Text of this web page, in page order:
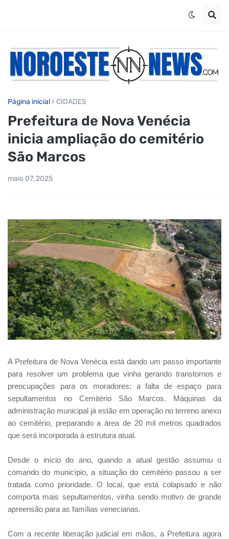
Página inicial CIDADES
Prefeitura de Nova Venécia
inicia ampliação do cemitério
São Marcos
maio 07, 2025
A Prefeitura de Nova Venécia está dando um passo importante
para resolver um problema que vinha gerando transtornos e
preocupações para os moradores: a falta de espaço para
sepultamentos no Cemitério São Marcos. Máquinas da
administração municipal já estão em operação no terreno anexo
ao cemitério, preparando a área de 20 mil metros quadrados
que será incorporada à estrutura atual.
Desde o início do ano, quando a atual gestão assumiu o
comando do município, a situação do cemitério passou a ser
tratada como prioridade. O local, que está colapsado e não
comporta mais sepultamentos, vinha sendo motivo de grande
apreensão para as famílias venecianas.
Com a recente liberação judicial em mãos, a Prefeitura agora